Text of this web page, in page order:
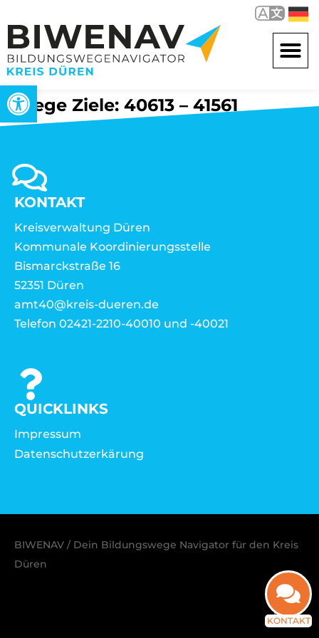
Werkzeugleiste öffnen
Wege Ziele: 40613 – 41561
KONTAKT
Kreisverwaltung Düren
Kommunale Koordinierungsstelle
Bismarckstraße 16
52351 Düren
amt40@kreis-dueren.de
Telefon 02421-2210-40010 und -40021
QUICKLINKS
Impressum
Datenschutzerkärung
BIWENAV / Dein Bildungswege Navigator für den Kreis
Düren
KONTAKT